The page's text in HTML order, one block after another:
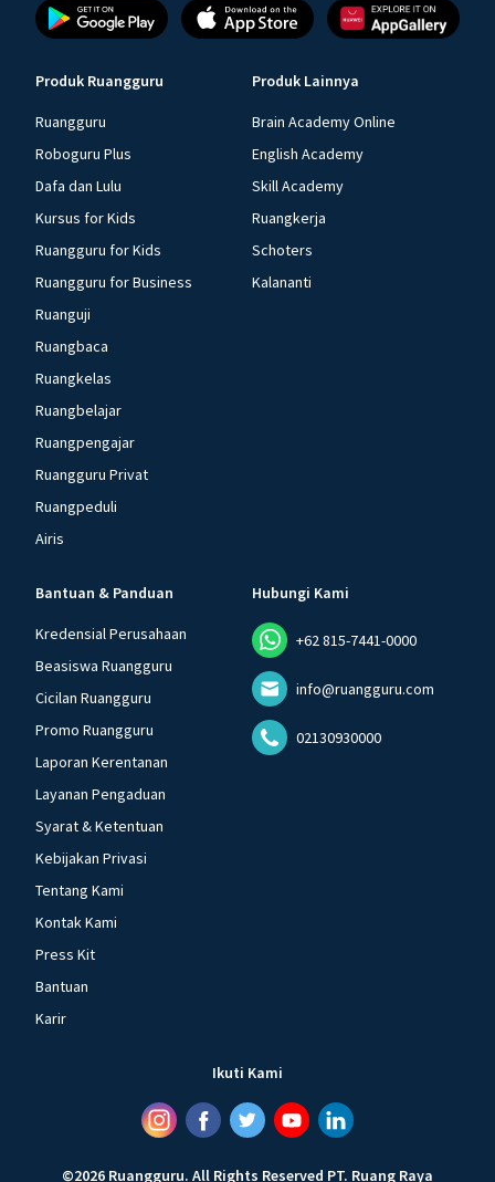
Produk Ruangguru
Ruangguru
Roboguru Plus
Dafa dan Lulu
Kursus for Kids
Ruangguru for Kids
Ruangguru for Business
Ruanguji
Ruangbaca
Ruangkelas
Ruangbelajar
Ruangpengajar
Ruangguru Privat
Ruangpeduli
Airis
Produk Lainnya
Brain Academy Online
English Academy
Skill Academy
Ruangkerja
Schoters
Kalananti
Bantuan & Panduan
Kredensial Perusahaan
Beasiswa Ruangguru
Cicilan Ruangguru
Promo Ruangguru
Laporan Kerentanan
Layanan Pengaduan
Syarat & Ketentuan
Kebijakan Privasi
Tentang Kami
Kontak Kami
Press Kit
Bantuan
Karir
Hubungi Kami
+62 815-7441-0000
info@ruangguru.com
02130930000
Ikuti Kami
©2026 Ruangguru. All Rights Reserved PT. Ruang Raya